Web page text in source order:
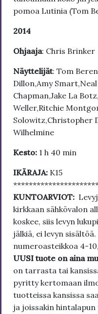
pomoa Lutinia (Tom
2014
Ohjaaja: Chris Brinker
Näyttelijät: Tom
Dillon,Amy
Chapman,Jake La
Weller,Ritchie
Solowitz,Christopher
Wilhelmine
Kesto: 1 h 40 min
IKÄRAJA: K15
KUNTOARVIOT:
kirkkaan sähkövalon
koskee, siis levyn
jälkiä, ei levyn
numeroasteikkoa 4-
UUSI tuote on aina
on tarrasta tai
pyritty kertomaan
tuotteissa kansissa
ja joissakin